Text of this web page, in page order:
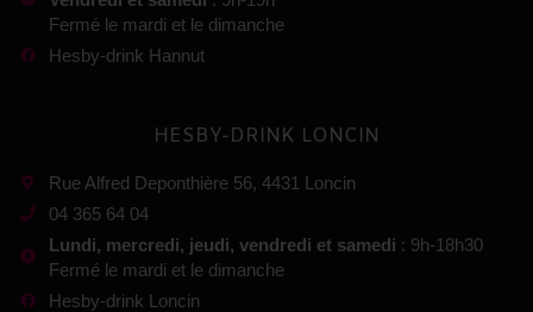
Fermé le mardi et le dimanche
Hesby-drink Hannut
HESBY-DRINK LONCIN
Rue Alfred Deponthière 56, 4431 Loncin
04 365 64 04
Lundi, mercredi, jeudi, vendredi et samedi : 9h-18h30
Fermé le mardi et le dimanche
Hesby-drink Loncin